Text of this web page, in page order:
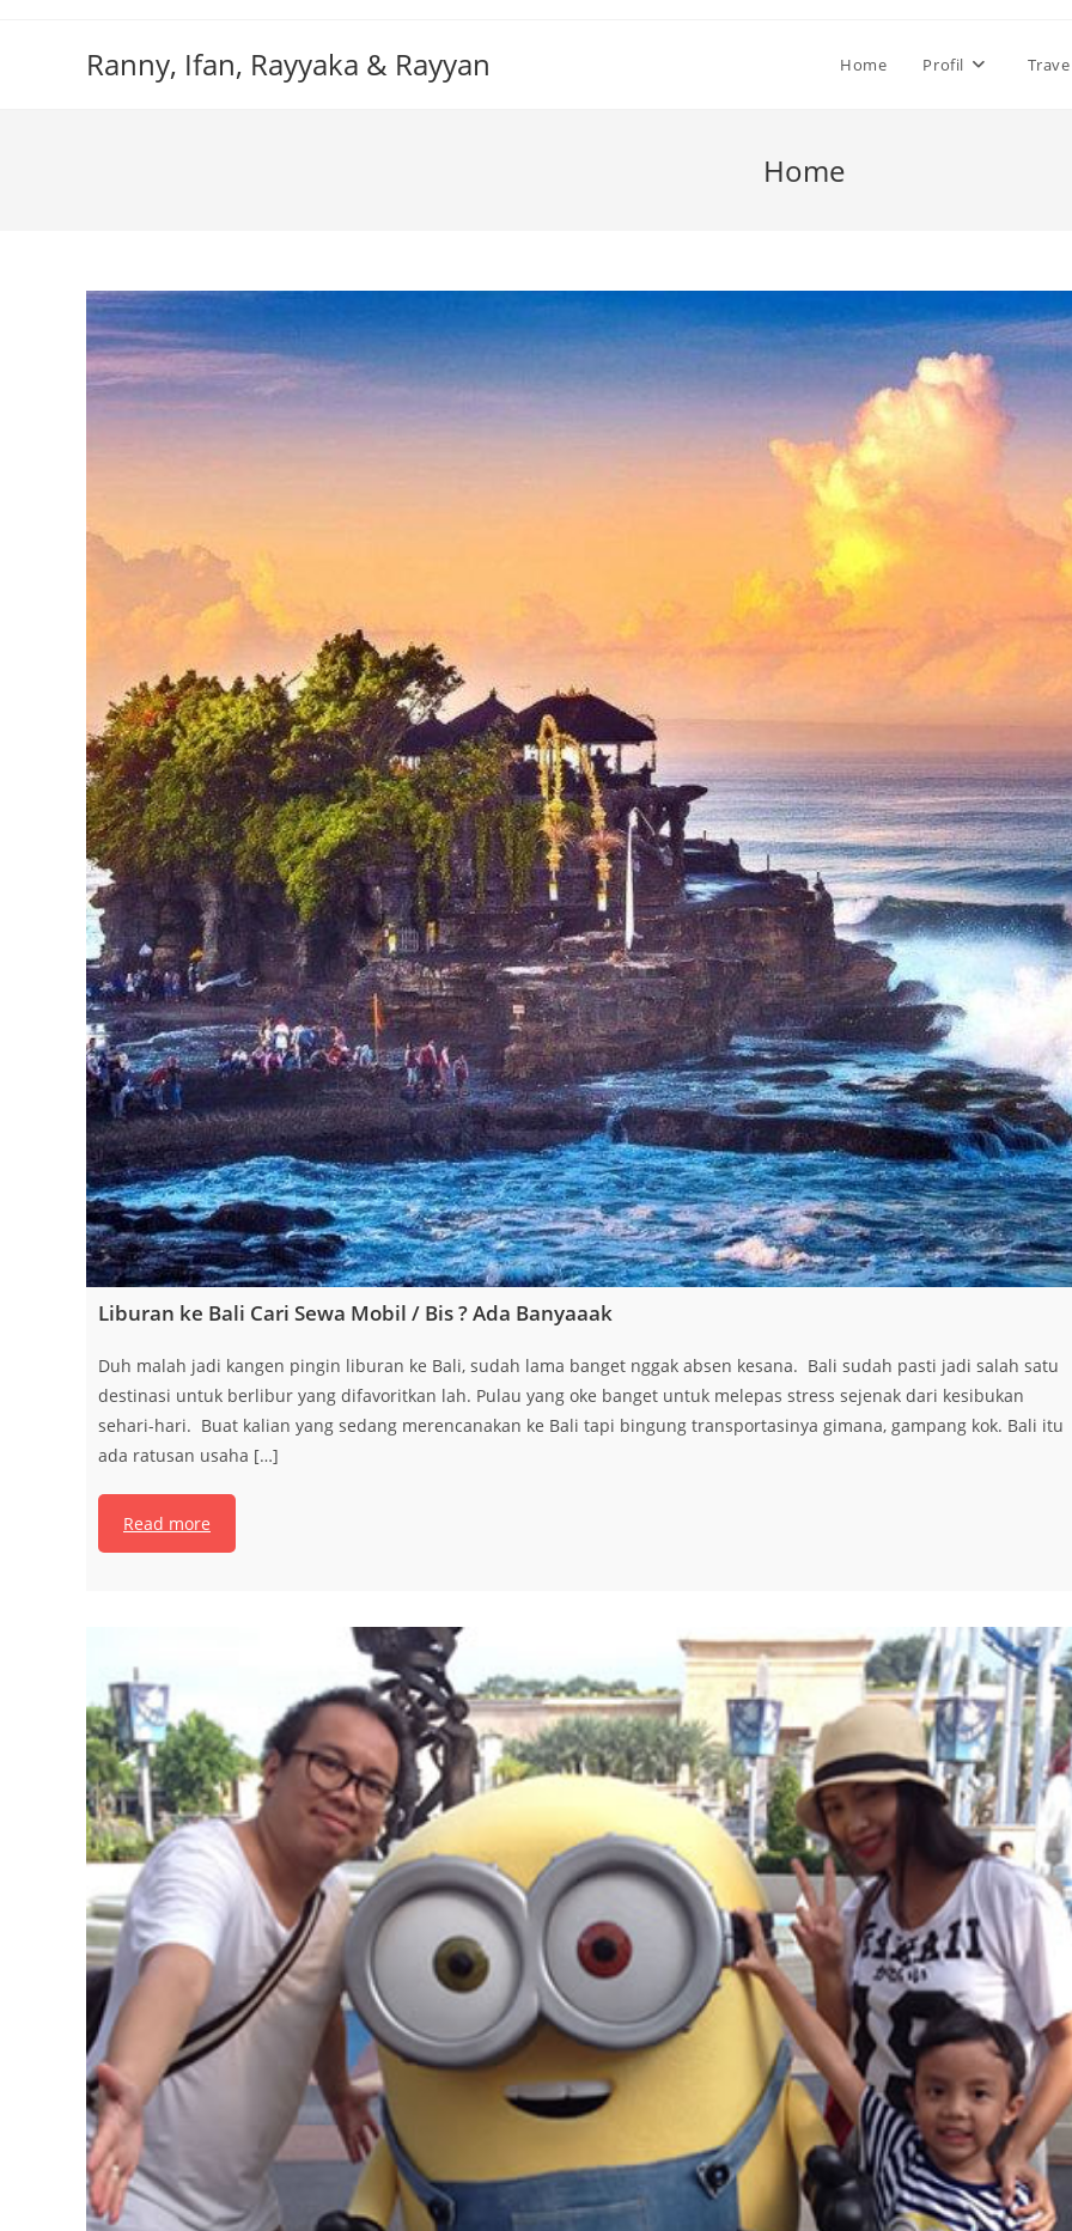
Ranny, Ifan, Rayyaka & Rayyan Home Profil
Home
Liburan ke Bali Cari Sewa Mobil / Bis ? Ada Banyaaak
Duh malah jadi kangen pingin liburan ke Bali, sudah lama banget nggak absen kesana. Bali sudah pasti jadi salah satu
destinasi untuk berlibur yang difavoritkan lah. Pulau yang oke banget untuk melepas stress sejenak dari kesibukan
sehari-hari. Buat kalian yang sedang merencanakan ke Bali tapi bingung transportasinya gimana, gampang kok. Bali itu
ada ratusan usaha […]
Read more